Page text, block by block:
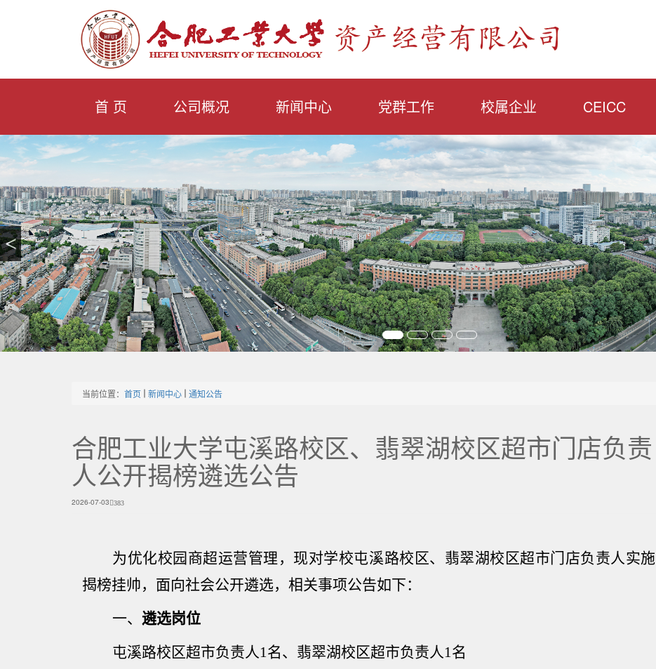
首 页 公司概况 新闻中心 党群工作 校属企业 CEICC
<
当前位置： 首页 新闻中心 通知公告
合肥工业大学屯溪路校区、翡翠湖校区超市门店负责
人公开揭榜遴选公告
2026-07-03 383
为优化校园商超运营管理，现对学校屯溪路校区、翡翠湖校区超市门店负责人实施
揭榜挂帅，面向社会公开遴选，相关事项公告如下：
一、 遴选岗位
屯溪路校区超市负责人1名、翡翠湖校区超市负责人1名